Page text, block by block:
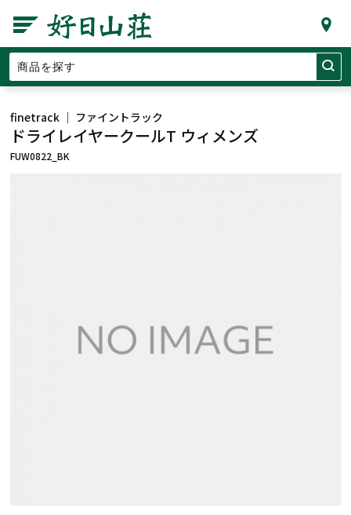
finetrack ｜ ファイントラック
ドライレイヤークールT ウィメンズ
FUW0822_BK